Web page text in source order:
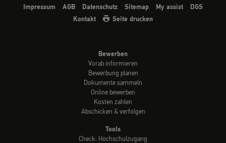
Impressum AGB Datenschutz Sitemap My assist
DGS
Kontakt
Seite drucken
Bewerben
Vorab informieren
Bewerbung planen
Dokumente sammeln
Online bewerben
Kosten zahlen
Abschicken & verfolgen
Tools
Check: Hochschulzugang